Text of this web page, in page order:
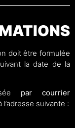
doit être formulée
la date de la
par courrier
l’adresse suivante :